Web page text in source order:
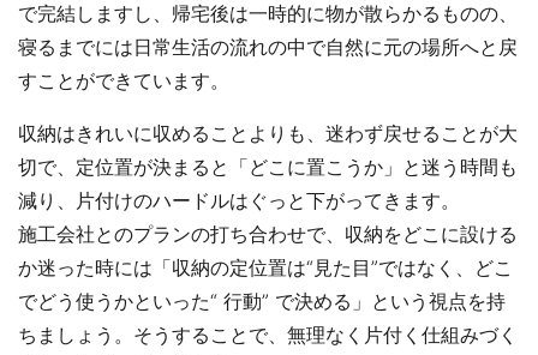
で完結しますし、帰宅後は一時的に物が散らかるものの、
寝るまでには日常生活の流れの中で自然に元の場所へと戻
すことができています。
収納はきれいに収めることよりも、迷わず戻せることが大
切で、定位置が決まると「どこに置こうか」と迷う時間も
減り、片付けのハードルはぐっと下がってきます。
施工会社とのプランの打ち合わせで、収納をどこに設ける
か迷った時には「収納の定位置は“見た目”ではなく、どこ
でどう使うかといった“ 行動” で決める」という視点を持
ちましょう。そうすることで、無理なく片付く仕組みづく